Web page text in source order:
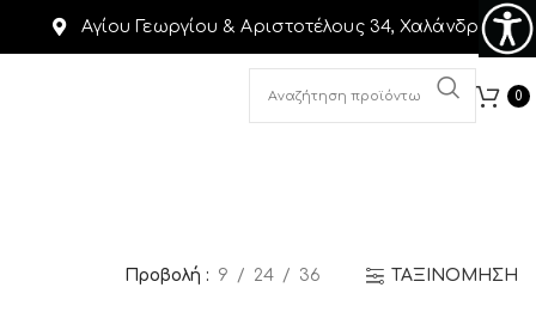
Αγίου Γεωργίου & Αριστοτέλους 34, Χαλάνδρι
0
Προβολή 9 24 36 ΤΑΞΙΝΟΜΗΣΗ